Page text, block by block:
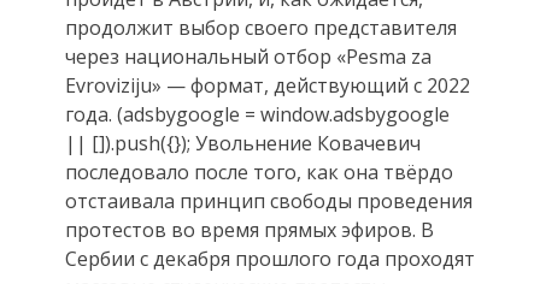
продолжит выбор своего представителя
через национальный отбор «Pesma za
Evroviziju» — формат, действующий с 2022
года. (adsbygoogle = window.adsbygoogle
|| []).push({}); Увольнение Ковачевич
последовало после того, как она твёрдо
отстаивала принцип свободы проведения
протестов во время прямых эфиров. В
Сербии с декабря прошлого года проходят